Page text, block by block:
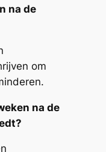
na de
om
na de